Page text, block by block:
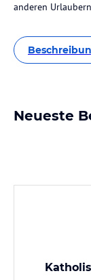
anderen
Neueste